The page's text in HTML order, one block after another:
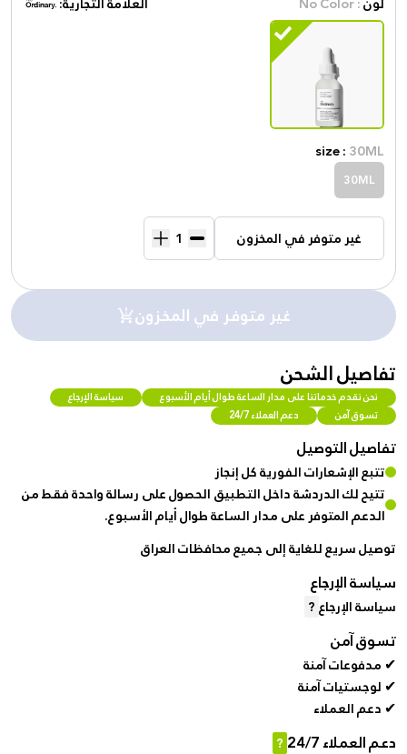
size :30ML
30ML
غير متوفر في المخزون
غير متوفر في المخزون
تفاصيل الشحن
نحن نقدم خدماتنا على مدار الساعة طوال أيام الأسبوع
سياسة الإرجاع
تسوق آمن
دعم العملاء 24/7
تفاصيل التوصيل
تتبع الإشعارات الفورية كل إنجاز
تتيح لك الدردشة داخل التطبيق الحصول على رسالة واحدة فقط من
الدعم المتوفر على مدار الساعة طوال أيام الأسبوع.
توصيل سريع للغاية إلى جميع محافظات العراق
سياسة الإرجاع
سياسة الإرجاع?
تسوق آمن
✔ مدفوعات آمنة
✔ لوجستيات آمنة
✔ دعم العملاء
دعم العملاء 24/7 ?